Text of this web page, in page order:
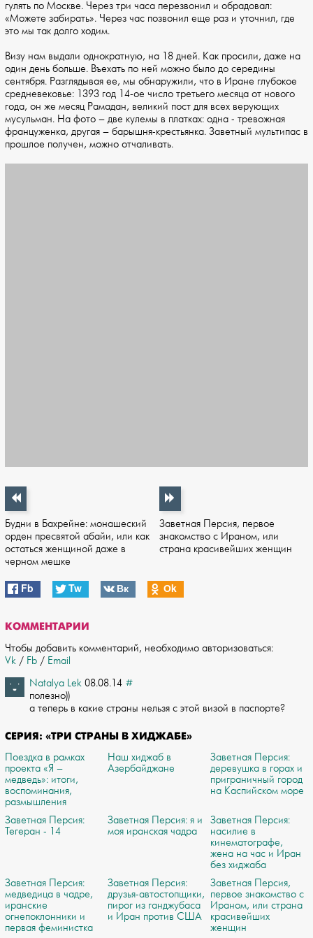
гулять по Москве. Через три часа перезвонил и обрадовал:
«Можете забирать». Через час позвонил еще раз и уточнил, где
это мы так долго ходим.
Визу нам выдали однократную, на 18 дней. Как просили, даже на
один день больше. Въехать по ней можно было до середины
сентября. Разглядывая ее, мы обнаружили, что в Иране глубокое
средневековье: 1393 год 14-ое число третьего месяца от нового
года, он же месяц Рамадан, великий пост для всех верующих
мусульман. На фото – две кулемы в платках: одна - тревожная
француженка, другая – барышня-крестьянка. Заветный мультипас в
прошлое получен, можно отчаливать.
Будни в Бахрейне: монашеский
орден пресвятой абайи, или как
остаться женщиной даже в
черном мешке
Заветная Персия, первое
знакомство с Ираном, или
страна красивейших женщин
Fb Tw Вк Оk
КОММЕНТАРИИ
Чтобы добавить комментарий, необходимо авторизоваться:
Vk / Fb / Email
Natalya Lek 08.08.14 #
полезно))
а теперь в какие страны нельзя с этой визой в паспорте?
СЕРИЯ: «ТРИ СТРАНЫ В ХИДЖАБЕ»
Поездка в рамках
проекта «Я –
медведь»: итоги,
воспоминания,
размышления
Наш хиджаб в
Азербайджане
Заветная Персия:
деревушка в горах и
приграничный город
на Каспийском море
Заветная Персия:
Тегеран - 14
Заветная Персия: я и
моя иранская чадра
Заветная Персия:
насилие в
кинематографе,
жена на час и Иран
без хиджаба
Заветная Персия:
медведица в чадре,
иранские
огнепоклонники и
первая феминистка
Заветная Персия:
друзья-автостопщики,
пирог из ганджубаса
и Иран против США
Заветная Персия,
первое знакомство с
Ираном, или страна
красивейших
женщин